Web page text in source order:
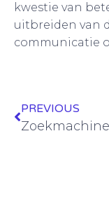
kwestie van
uitbreiden van
communicatie
PREVIOUS